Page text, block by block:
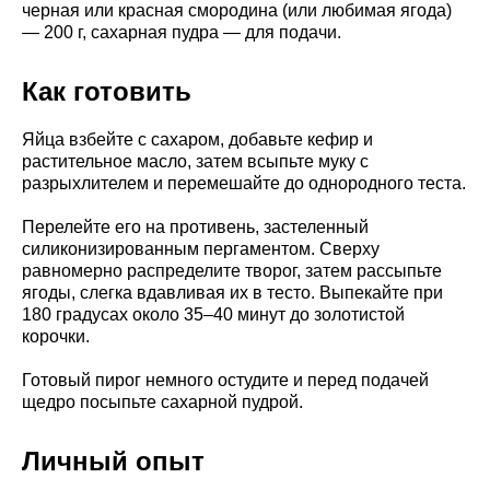
черная или красная смородина (или любимая ягода)
— 200 г, сахарная пудра — для подачи.
Как готовить
Яйца взбейте с сахаром, добавьте кефир и
растительное масло, затем всыпьте муку с
разрыхлителем и перемешайте до однородного теста.
Перелейте его на противень, застеленный
силиконизированным пергаментом. Сверху
равномерно распределите творог, затем рассыпьте
ягоды, слегка вдавливая их в тесто. Выпекайте при
180 градусах около 35–40 минут до золотистой
корочки.
Готовый пирог немного остудите и перед подачей
щедро посыпьте сахарной пудрой.
Личный опыт